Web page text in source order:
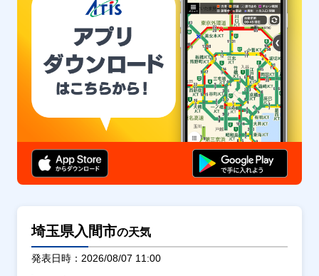
埼玉県入間市の天気
発表日時：2026/08/07 11:00